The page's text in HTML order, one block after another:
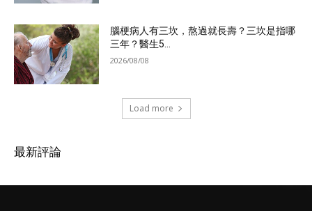
腦梗病人有三坎，熬過就長壽？三坎是指哪
三年？醫生5...
2026/08/08
Load more
最新評論